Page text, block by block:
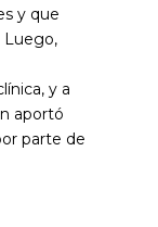
y que
Luego,
y a
aportó
parte de